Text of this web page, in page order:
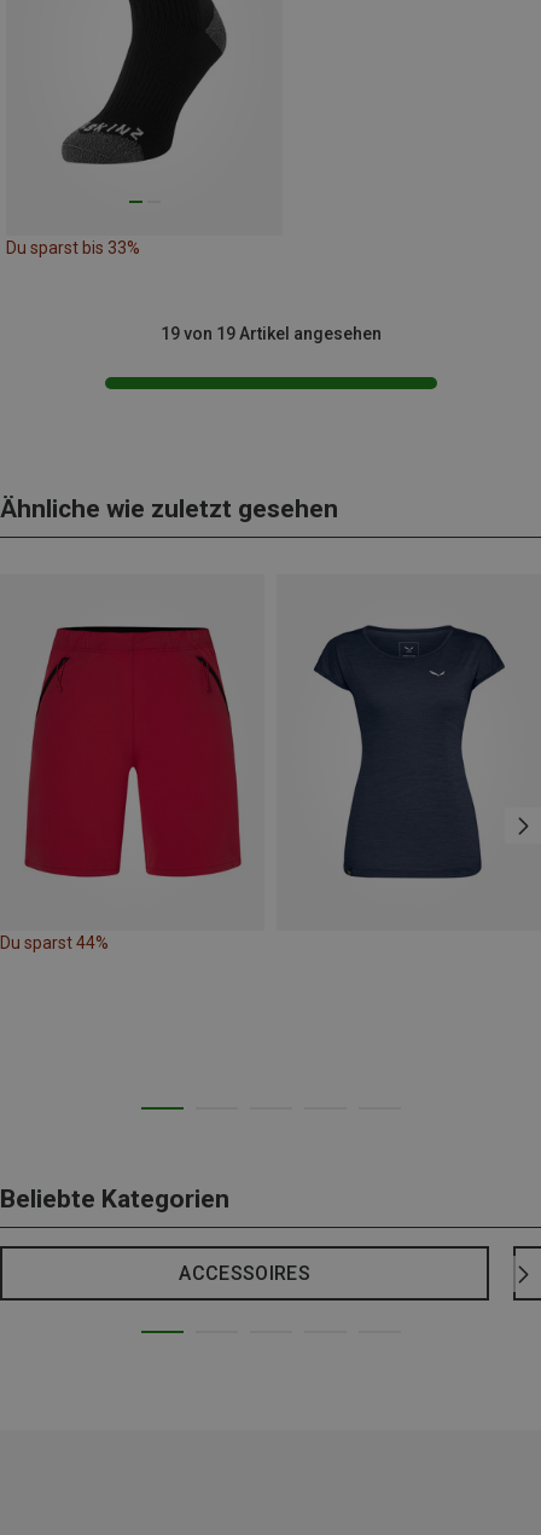
Du sparst bis 33%
19 von 19 Artikel angesehen
Ähnliche wie zuletzt gesehen
Du sparst 44%
Beliebte Kategorien
ACCESSOIRES